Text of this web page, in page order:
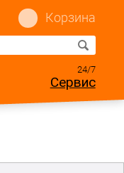
Корзина
24/7
Сервис